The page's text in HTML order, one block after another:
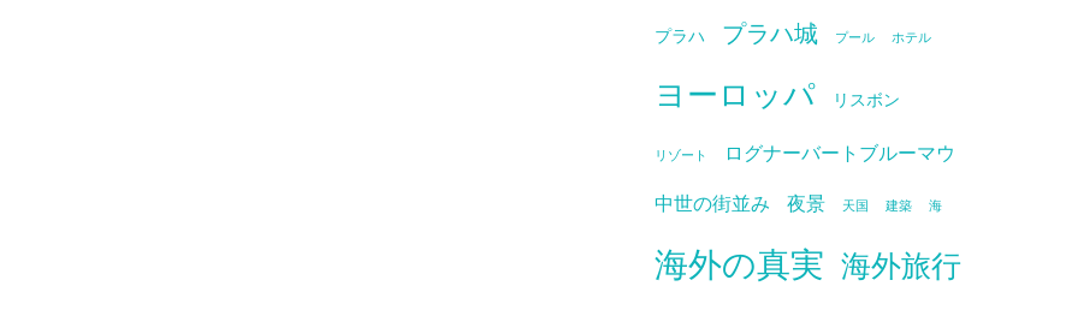
プラハ プラハ城 プール ホテル
ヨーロッパ リスボン
リゾート
ログナーバートブルーマウ
中世の街並み
夜景 天国 建築 海
海外の真実 海外旅行